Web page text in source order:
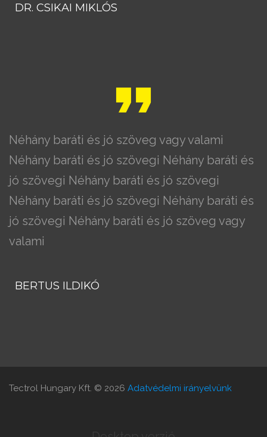
DR. CSIKAI MIKLÓS
Néhány baráti és jó szöveg vagy valami
Néhány baráti és jó szövegi Néhány baráti és
jó szövegi Néhány baráti és jó szövegi
Néhány baráti és jó szövegi Néhány baráti és
jó szövegi Néhány baráti és jó szöveg vagy
valami
BERTUS ILDIKÓ
Tectrol Hungary Kft. © 2026 Adatvédelmi irányelvünk